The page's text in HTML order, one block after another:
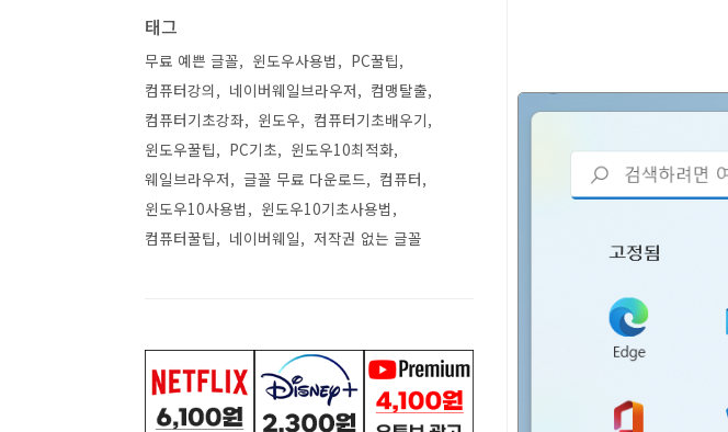
태그
무료 예쁜 글꼴 윈도우사용법
PC꿀팁
컴퓨터강의
네이버웨일브라우저
컴맹탈출
컴퓨터기초강좌
윈도우
컴퓨터기초배우기
윈도우꿀팁
PC기초
윈도우10최적화
웨일브라우저
글꼴 무료 다운로드
컴퓨터
윈도우10사용법
윈도우10기초사용법
컴퓨터꿀팁
네이버웨일 저작권 없는 글꼴